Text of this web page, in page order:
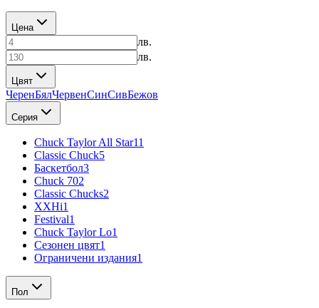
Цена
лв.
лв.
Цвят
ЧеренБялЧервенСинСивБежов
Серия
Chuck Taylor All Star11
Classic Chuck5
Баскетбол3
Chuck 702
Classic Chucks2
XXHi1
Festival1
Chuck Taylor Lo1
Сезонен цвят1
Ограничени издания1
Пол